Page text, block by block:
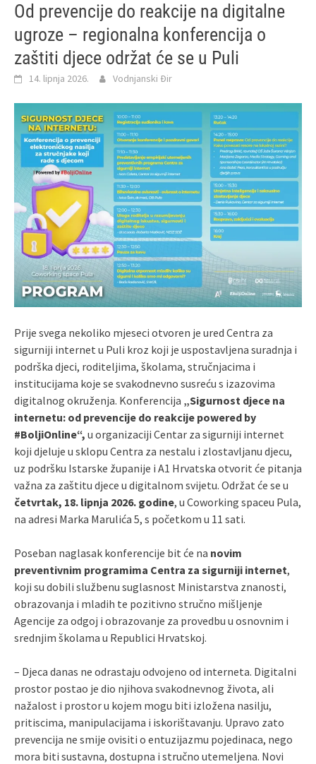
Od prevencije do reakcije na digitalne
ugroze – regionalna konferencija o
zaštiti djece održat će se u Puli
14. lipnja 2026. Vodnjanski Đir
Prije svega nekoliko mjeseci otvoren je ured Centra za
sigurniji internet u Puli kroz koji je uspostavljena suradnja i
podrška djeci, roditeljima, školama, stručnjacima i
institucijama koje se svakodnevno susreću s izazovima
digitalnog okruženja. Konferencija „Sigurnost djece na
internetu: od prevencije do reakcije powered by
#BoljiOnline“, u organizaciji Centar za sigurniji internet
koji djeluje u sklopu Centra za nestalu i zlostavljanu djecu,
uz podršku Istarske županije i A1 Hrvatska otvorit će pitanja
važna za zaštitu djece u digitalnom svijetu. Održat će se u
četvrtak, 18. lipnja 2026. godine, u Coworking spaceu Pula,
na adresi Marka Marulića 5, s početkom u 11 sati.
Poseban naglasak konferencije bit će na novim
preventivnim programima Centra za sigurniji internet,
koji su dobili službenu suglasnost Ministarstva znanosti,
obrazovanja i mladih te pozitivno stručno mišljenje
Agencije za odgoj i obrazovanje za provedbu u osnovnim i
srednjim školama u Republici Hrvatskoj.
– Djeca danas ne odrastaju odvojeno od interneta. Digitalni
prostor postao je dio njihova svakodnevnog života, ali
nažalost i prostor u kojem mogu biti izložena nasilju,
pritiscima, manipulacijama i iskorištavanju. Upravo zato
prevencija ne smije ovisiti o entuzijazmu pojedinaca, nego
mora biti sustavna, dostupna i stručno utemeljena. Novi